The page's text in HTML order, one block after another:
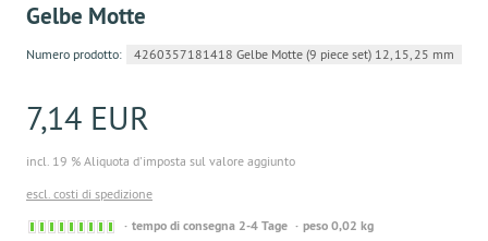
Gelbe Motte
Numero prodotto: 4260357181418 Gelbe Motte (9 piece set) 12, 15, 25 mm
7,14 EUR
incl. 19 % Aliquota d'imposta sul valore aggiunto
escl. costi di spedizione
Sofort
tempo di consegna 2-4 Tage peso 0,02 kg